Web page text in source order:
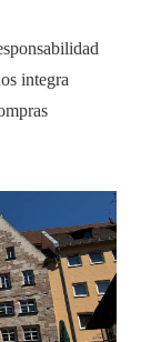
integra